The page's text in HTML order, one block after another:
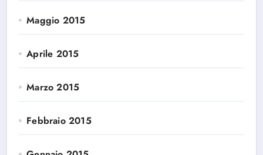
Maggio 2015
Aprile 2015
Marzo 2015
Febbraio 2015